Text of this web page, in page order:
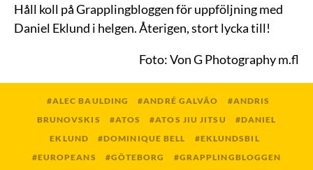
Håll koll på Grapplingbloggen för uppföljning med
Daniel Eklund i helgen. Återigen, stort lycka till!
Foto: Von G Photography m.fl
ALEC BAULDING ANDRÉ GALVÃO
ANDRIS
BRUNOVSKIS
ATOS ATOS JIU JITSU
DANIEL
EKLUND
DOMINIQUE BELL
EKLUNDSBIL
EUROPEANS
GÖTEBORG
GRAPPLINGBLOGGEN